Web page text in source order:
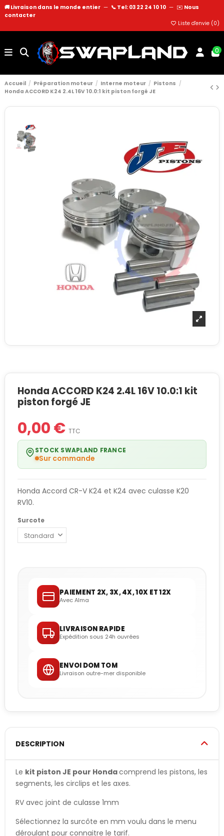
🚚 Livraison dans le monde entier — 📞 Tel: 03 22 24 10 10 — ✉️ Nous
contacter
Liste d'envie (0)
0
Accueil Préparation moteur Interne moteur
Pistons
Honda ACCORD K24 2.4L 16V 10.0:1 kit piston forgé JE
Honda ACCORD K24 2.4L 16V 10.0:1 kit
piston forgé JE
0,00 € TTC
STOCK SWAPLAND FRANCE
Sur commande
Honda Accord CR-V K24 et K24 avec culasse K20
RV10.
Surcote
PAIEMENT 2X, 3X, 4X, 10X ET 12X
Avec Alma
LIVRAISON RAPIDE
Expédition sous 24h ouvrées
ENVOI DOM TOM
Livraison outre-mer disponible
DESCRIPTION
Le kit piston JE pour Hondacomprend les pistons, les
segments, les circlips et les axes.
RV avec joint de culasse 1mm
Sélectionnez la surcôte en mm voulu dans le menu
déroulant pour connaitre le tarif.